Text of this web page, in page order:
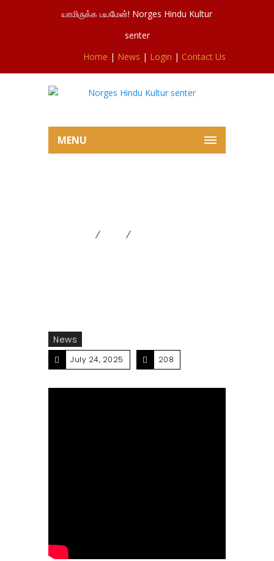
யாமிருக்க பயமேன்! Norges Hindu Kultur
senter
Home | News | Login | Contact Us
MENU
News
July 24, 2025 208